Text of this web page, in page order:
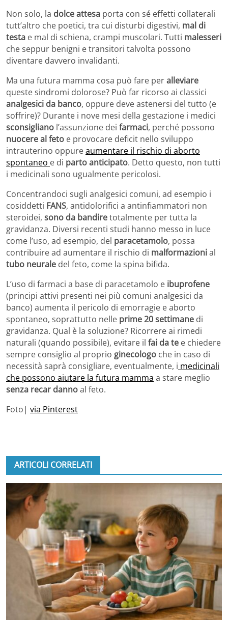
Non solo, la dolce attesa porta con sé effetti collaterali
tutt’altro che poetici, tra cui disturbi digestivi, mal di
testa e mal di schiena, crampi muscolari. Tutti malesseri
che seppur benigni e transitori talvolta possono
diventare davvero invalidanti.
Ma una futura mamma cosa può fare peralleviare
queste sindromi dolorose? Può far ricorso ai classici
analgesici da banco, oppure deve astenersi del tutto (e
soffrire)? Durante i nove mesi della gestazione i medici
sconsigliano l’assunzione dei farmaci, perché possono
nuocere al feto e provocare deficit nello sviluppo
intrauterino oppureaumentare il rischio di aborto
spontaneo e di parto anticipato. Detto questo, non tutti
i medicinali sono ugualmente pericolosi.
Concentrandoci sugli analgesici comuni, ad esempio i
cosiddetti FANS, antidolorifici a antinfiammatori non
steroidei, sono da bandiretotalmente per tutta la
gravidanza. Diversi recenti studi hanno messo in luce
come l’uso, ad esempio, del paracetamolo, possa
contribuire ad aumentare il rischio di malformazionial
tubo neurale del feto, come la spina bifida.
L’uso di farmaci a base di paracetamolo e ibuprofene
(principi attivi presenti nei più comuni analgesici da
banco) aumenta il pericolo di emorragie e aborto
spontaneo, soprattutto nelle prime 20 settimane di
gravidanza. Qual è la soluzione? Ricorrere ai rimedi
naturali (quando possibile), evitare il fai da te e chiedere
sempre consiglio al proprio ginecologo che in caso di
necessità saprà consigliare, eventualmente, i medicinali
che possono aiutare la futura mamma a stare meglio
senza recar dannoal feto.
Foto| via Pinterest
ARTICOLI CORRELATI